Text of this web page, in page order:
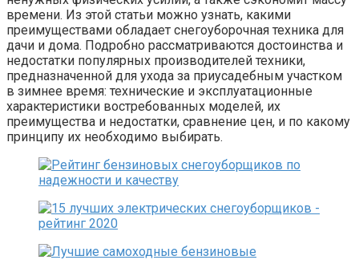
времени. Из этой статьи можно узнать, какими
преимуществами обладает снегоуборочная техника для
дачи и дома. Подробно рассматриваются достоинства и
недостатки популярных производителей техники,
предназначенной для ухода за приусадебным участком
в зимнее время: технические и эксплуатационные
характеристики востребованных моделей, их
преимущества и недостатки, сравнение цен, и по какому
принципу их необходимо выбирать.